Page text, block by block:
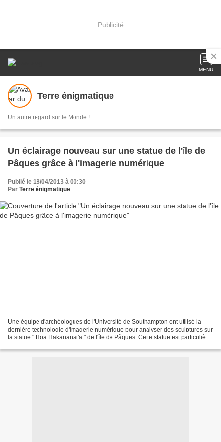
Publicité
MENU
Terre énigmatique
Un autre regard sur le Monde !
Un éclairage nouveau sur une statue de l'île de
Pâques grâce à l'imagerie numérique
Publié le 18/04/2013 à 00:30
Par Terre énigmatique
Une équipe d'archéologues de l'Université de Southampton ont utilisé la
dernière technologie d'imagerie numérique pour analyser des sculptures sur
la statue " Hoa Hakananai'a " de l'île de Pâques. Cette statue est particulière